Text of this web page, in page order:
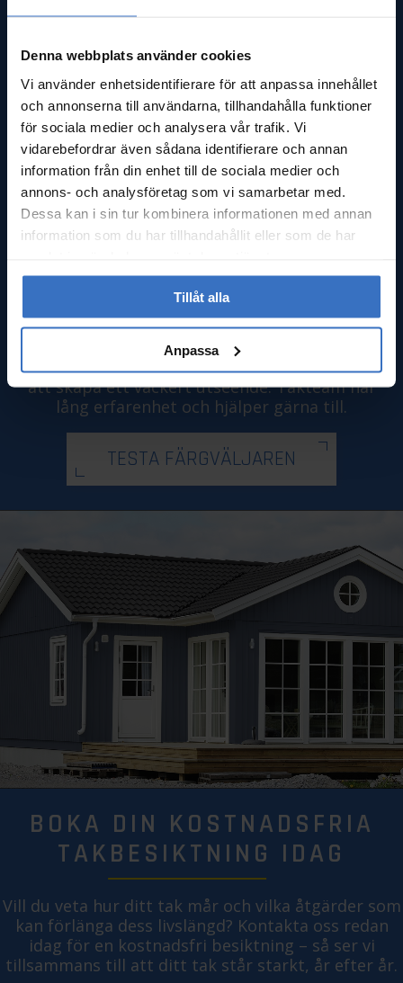
Denna webbplats använder cookies
Vi använder enhetsidentifierare för att anpassa innehållet
och annonserna till användarna, tillhandahålla funktioner
för sociala medier och analysera vår trafik. Vi
vidarebefordrar även sådana identifierare och annan
information från din enhet till de sociala medier och
annons- och analysföretag som vi samarbetar med.
Dessa kan i sin tur kombinera informationen med annan
information som du har tillhandahållit eller som de har
Tillåt alla
Anpassa
Taktvätt i Karlskrona
Färgväljaren
Tak som harmoniserar med fastigheten har
en stor inverkan på hur helheten uppfattas.
Allt eftersom åren går kan tak få ett slitet
utseende, även om det fortfarande gör sitt
jobb. Det är då möjligt att måla om taket för
att skapa ett vackert utseende. Takteam har
lång erfarenhet och hjälper gärna till.
TESTA FÄRGVÄLJAREN
BOKA DIN KOSTNADSFRIA
TAKBESIKTNING IDAG
Vill du veta hur ditt tak mår och vilka åtgärder som
kan förlänga dess livslängd? Kontakta oss redan
idag för en kostnadsfri besiktning – så ser vi
tillsammans till att ditt tak står starkt, år efter år.